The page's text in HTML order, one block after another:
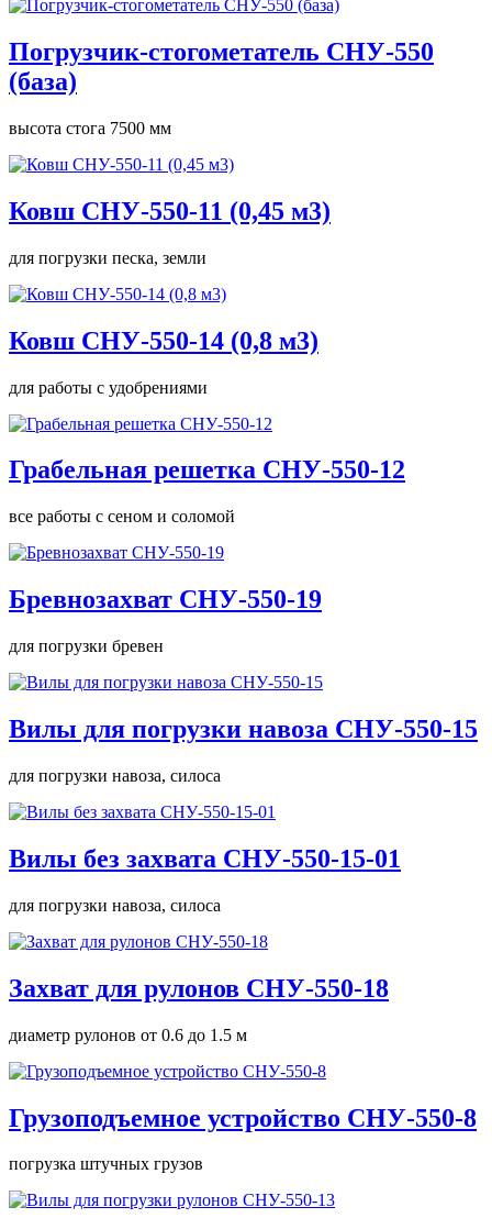
Погрузчик-стогометатель СНУ-550
(база)
высота стога 7500 мм
Ковш СНУ-550-11 (0,45 м3)
для погрузки песка, земли
Ковш СНУ-550-14 (0,8 м3)
для работы с удобрениями
Грабельная решетка СНУ-550-12
все работы с сеном и соломой
Бревнозахват СНУ-550-19
для погрузки бревен
Вилы для погрузки навоза СНУ-550-15
для погрузки навоза, силоса
Вилы без захвата СНУ-550-15-01
для погрузки навоза, силоса
Захват для рулонов СНУ-550-18
диаметр рулонов от 0.6 до 1.5 м
Грузоподъемное устройство СНУ-550-8
погрузка штучных грузов